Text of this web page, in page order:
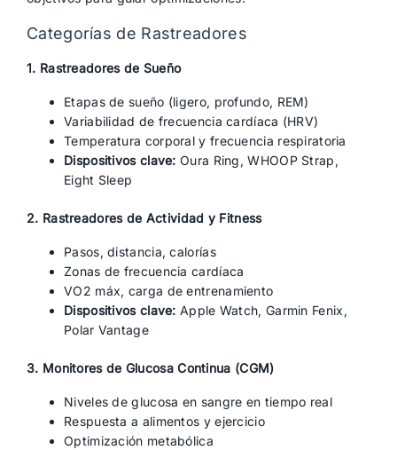
Categorías de Rastreadores
1. Rastreadores de Sueño
Etapas de sueño (ligero, profundo, REM)
Variabilidad de frecuencia cardíaca (HRV)
Temperatura corporal y frecuencia respiratoria
Dispositivos clave: Oura Ring, WHOOP Strap,
Eight Sleep
2. Rastreadores de Actividad y Fitness
Pasos, distancia, calorías
Zonas de frecuencia cardíaca
VO2 máx, carga de entrenamiento
Dispositivos clave: Apple Watch, Garmin Fenix,
Polar Vantage
3. Monitores de Glucosa Continua (CGM)
Niveles de glucosa en sangre en tiempo real
Respuesta a alimentos y ejercicio
Optimización metabólica